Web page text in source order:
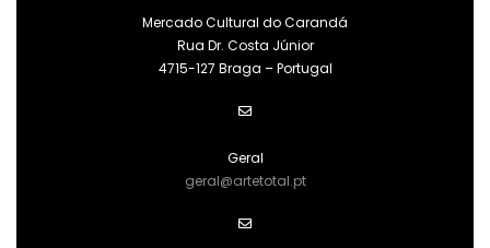
Mercado Cultural do Carandá
Rua Dr. Costa Júnior
4715-127 Braga – Portugal
Geral
geral@artetotal.pt